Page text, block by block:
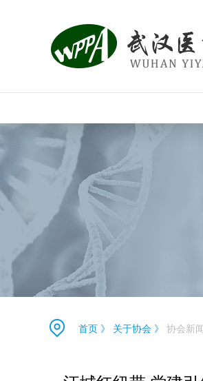
首页 》 关于协会 》 协会新